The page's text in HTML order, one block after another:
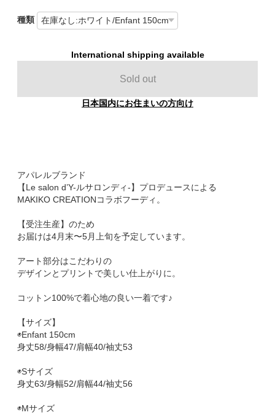
種類
International shipping available
Sold out
日本国内にお住まいの方向け
アパレルブランド
【Le salon d’Y-ルサロンディ-】プロデュースによる
MAKIKO CREATIONコラボフーディ。
【受注生産】のため
お届けは4月末〜5月上旬を予定しています。
アート部分はこだわりの
デザインとプリントで美しい仕上がりに。
コットン100%で着心地の良い一着です♪
【サイズ】
◉Enfant 150cm
身丈58/身幅47/肩幅40/袖丈53
◉Sサイズ
身丈63/身幅52/肩幅44/袖丈56
◉Mサイズ